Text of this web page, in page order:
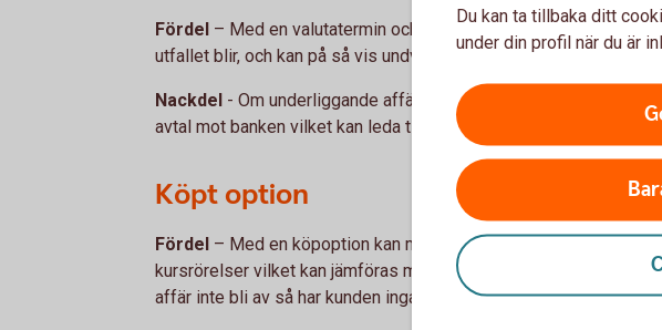
Fördel – Med en valutatermin och en valutaswap så vet kunden
utfallet blir, och kan på så vis undvika en valutarisk under löptiden.
Nackdel - Om underliggande affär inte blir av så har kunden ett
avtal mot banken vilket kan leda till vinst eller förlust.
Köpt option
Fördel – Med en köpoption kan man tillgodoräkna sig positiva
kursrörelser vilket kan jämföras med en försäkring. Skulle
affär inte bli av så har kunden inga skyldigheter mot banken.
Du kan ta tillbaka ditt
under din profil när du är